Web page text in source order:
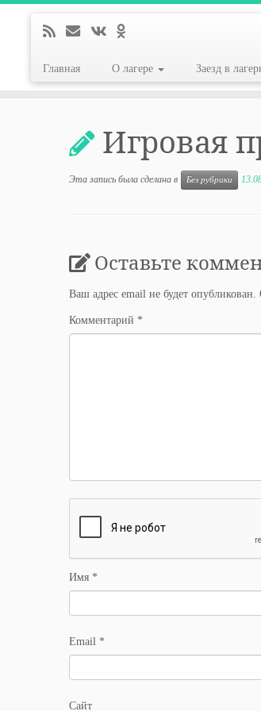
Главная О лагере Заезд в
Игровая
Эта запись была сделана в Без рубрики
Оставьте
Ваш адрес email не будет опубликован.
Комментарий *
Имя *
Email *
Сайт